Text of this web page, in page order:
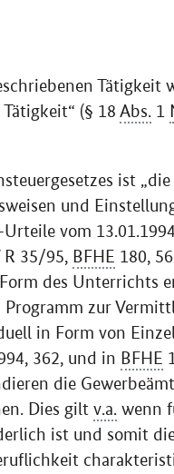
Tätigkeit
(§ 18 Abs. 1
ist
und
Urteile vom
R 35/95, BFHE 180,
des Unterrichts
Programm zur
in Form von
362, und in BFHE
die
Dies gilt v.a. wenn
ist und somit